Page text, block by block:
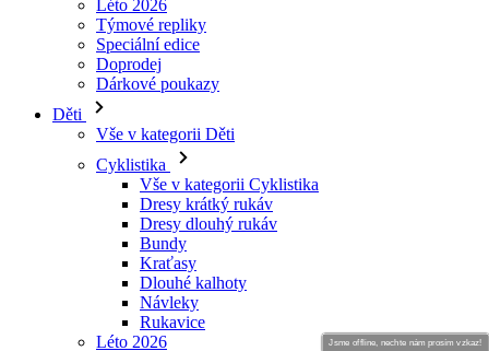
Děti
Vše v kategorii Děti
Cyklistika
Vše v kategorii Cyklistika
Dresy dlouhý rukáv
Bundy
Kraťasy
Dlouhé kalhoty
Návleky
Rukavice
Léto 2026
Týmové repliky
Doprodej
Speciální edice
Dárkové poukazy
Vlastní design
Jsme offline, nechte nám prosím vzkaz!